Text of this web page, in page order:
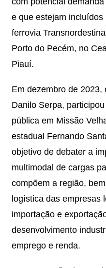
e que estejam
ferrovia
Porto do Pecém, no
Piauí.
Em dezembro de 2023,
Danilo Serpa,
pública em Missão
estadual Fernando
objetivo de debater a
multimodal de cargas
compõem a região,
logística das empresas
importação e
desenvolvimento
emprego e renda.